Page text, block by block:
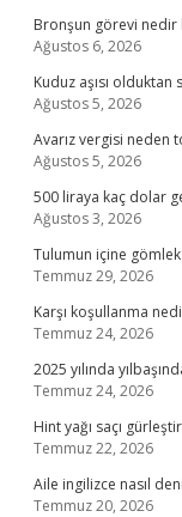
Bronşun görevi nedir
Ağustos 6, 2026
Kuduz aşısı olduktan
Ağustos 5, 2026
Avarız vergisi neden
Ağustos 5, 2026
500 liraya kaç dolar
Ağustos 3, 2026
Tulumun içine
Temmuz 29, 2026
Karşı koşullanma
Temmuz 24, 2026
2025 yılında
Temmuz 24, 2026
Hint yağı saçı
Temmuz 22, 2026
Aile ingilizce nasıl
Temmuz 20, 2026